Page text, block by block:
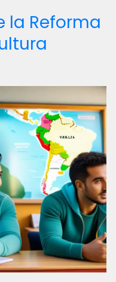
la Reforma